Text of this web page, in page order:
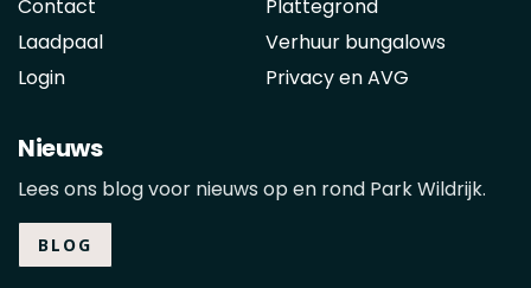
Contact
Plattegrond
Laadpaal
Verhuur bungalows
Login
Privacy en AVG
Nieuws
Lees ons blog voor nieuws op en rond Park Wildrijk.
BLOG